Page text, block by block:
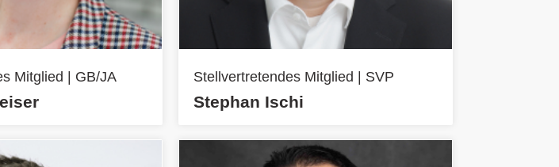
Mitglied | GB/JA Stellvertretendes Mitglied | SVP
Stephan Ischi